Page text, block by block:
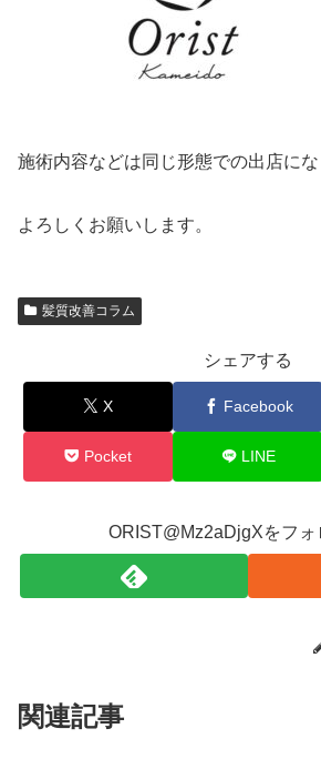
施術内容などは同じ形態での出店にな
よろしくお願いします。
髪質改善コラム
シェアする
X Facebook
Pocket LINE
ORIST@Mz2aDjgXをフォ
関連記事